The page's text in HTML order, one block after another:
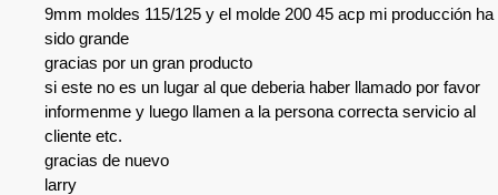
9mm moldes 115/125 y el molde 200 45 acp mi producción ha
sido grande
gracias por un gran producto
si este no es un lugar al que deberia haber llamado por favor
informenme y luego llamen a la persona correcta servicio al
cliente etc.
gracias de nuevo
larry